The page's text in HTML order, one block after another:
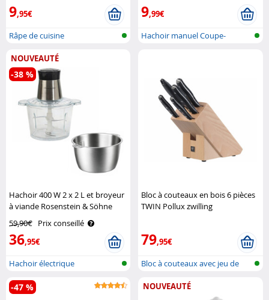
9,95€
Râpe de cuisine
9,99€
Hachoir manuel Coupe-
NOUVEAUTÉ
Hachoir 400 W 2 x 2 L et broyeur
à viande Rosenstein & Söhne
59,90€ Prix conseillé
36,95€
-38 %
Hachoir électrique
Bloc à couteaux en bois 6 pièces
TWIN Pollux zwilling
79,95€
Bloc à couteaux avec jeu de
-47 % NOUVEAUTÉ